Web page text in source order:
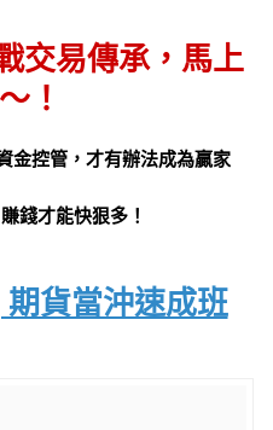
交易傳承，馬上
！
金控管，才有辦法成為贏家
錢才能快狠多！
貨當沖速成班